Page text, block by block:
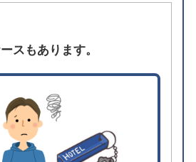
スもあります。